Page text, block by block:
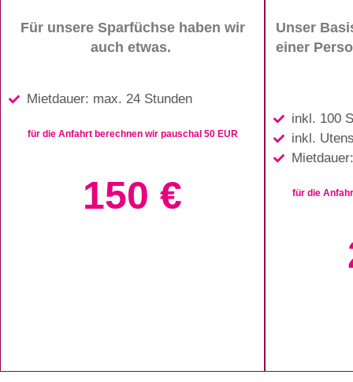
Für unsere Sparfüchse haben wir
auch etwas.
Mietdauer: max. 24 Stunden
für die Anfahrt berechnen wir pauschal 50 EUR
150 €
Unser
einer
inkl. 100
inkl.
für die